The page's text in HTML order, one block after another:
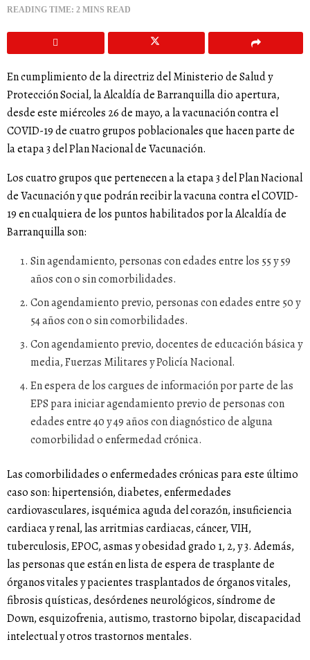
READING TIME: 2 MINS READ
En cumplimiento de la directriz del Ministerio de Salud y
Protección Social, la Alcaldía de Barranquilla dio apertura,
desde este miércoles 26 de mayo, a la vacunación contra el
COVID-19 de cuatro grupos poblacionales que hacen parte de
la etapa 3 del Plan Nacional de Vacunación.
Los cuatro grupos que pertenecen a la etapa 3 del Plan Nacional
de Vacunación y que podrán recibir la vacuna contra el COVID-
19 en cualquiera de los puntos habilitados por la Alcaldía de
Barranquilla son:
Sin agendamiento, personas con edades entre los 55 y 59
años con o sin comorbilidades.
Con agendamiento previo, personas con edades entre 50 y
54 años con o sin comorbilidades.
Con agendamiento previo, docentes de educación básica y
media, Fuerzas Militares y Policía Nacional.
En espera de los cargues de información por parte de las
EPS para iniciar agendamiento previo de personas con
edades entre 40 y 49 años con diagnóstico de alguna
comorbilidad o enfermedad crónica.
Las comorbilidades o enfermedades crónicas para este último
caso son: hipertensión, diabetes, enfermedades
cardiovasculares, isquémica aguda del corazón, insuficiencia
cardiaca y renal, las arritmias cardiacas, cáncer, VIH,
tuberculosis, EPOC, asmas y obesidad grado 1, 2, y 3. Además,
las personas que están en lista de espera de trasplante de
órganos vitales y pacientes trasplantados de órganos vitales,
fibrosis quísticas, desórdenes neurológicos, síndrome de
Down, esquizofrenia, autismo, trastorno bipolar, discapacidad
intelectual y otros trastornos mentales.